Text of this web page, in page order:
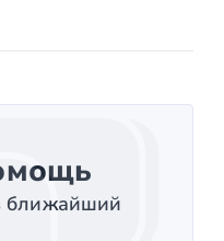
ближайший